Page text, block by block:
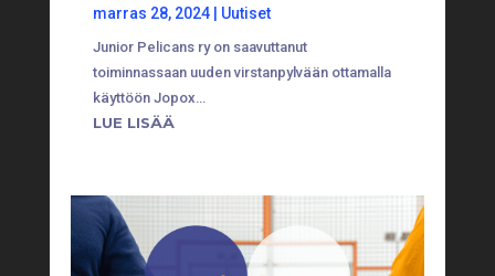
marras 28, 2024| Uutiset
Junior Pelicans ry on saavuttanut
toiminnassaan uuden virstanpylvään ottamalla
käyttöön Jopox…
LUE LISÄÄ